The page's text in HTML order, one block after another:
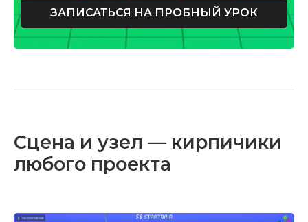
ЗАПИСАТЬСЯ НА ПРОБНЫЙ УРОК
Сцена и узел — кирпичики
любого проекта